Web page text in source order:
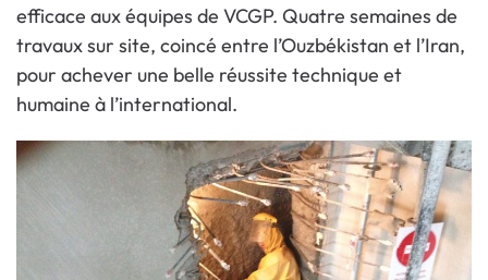
efficace aux équipes de VCGP. Quatre semaines de
travaux sur site, coincé entre l’Ouzbékistan et l’Iran,
pour achever une belle réussite technique et
humaine à l’international.